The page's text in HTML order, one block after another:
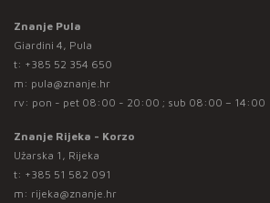
Znanje Pula
Giardini 4, Pula
t: +385 52 354 650
m: pula@znanje.hr
rv: pon - pet 08:00 - 20:00 ; sub 08:00 – 14:00
Znanje Rijeka - Korzo
Užarska 1, Rijeka
t: +385 51 582 091
m: rijeka@znanje.hr